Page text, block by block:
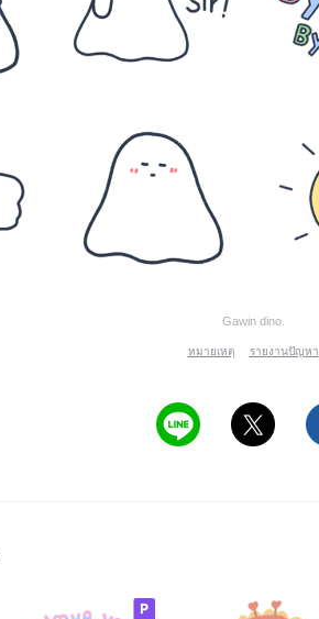
Gawin dino.
หมายเหตุ รายงานปัญหา